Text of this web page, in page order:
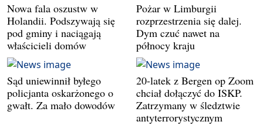
Nowa fala oszustw w
Holandii. Podszywają się
pod gminy i naciągają
właścicieli domów
Pożar w Limburgii
rozprzestrzenia się dalej.
Dym czuć nawet na
północy kraju
Sąd uniewinnił byłego
policjanta oskarżonego o
gwałt. Za mało dowodów
20-latek z Bergen op Zoom
chciał dołączyć do ISKP.
Zatrzymany w śledztwie
antyterrorystycznym